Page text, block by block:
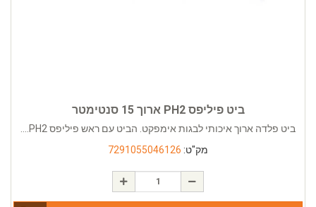
ביט פיליפס PH2 ארוך 15 סנטימטר
ביט פלדה ארוך איכותי לבגות אימפקט. הביט עם ראש פיליפס PH2....
מק"ט: 7291055046126